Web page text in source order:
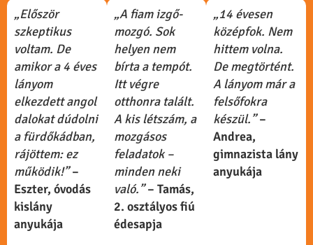
„Először
szkeptikus
voltam. De
amikor a 4 éves
lányom
elkezdett angol
dalokat dúdolni
a fürdőkádban,
rájöttem: ez
működik!”–
Eszter, óvodás
kislány
anyukája
„A fiam izgő-
mozgó. Sok
helyen nem
bírta a tempót.
Itt végre
otthonra talált.
A kis létszám, a
mozgásos
feladatok –
minden neki
való.”– Tamás,
2. osztályos fiú
édesapja
„14 évesen
középfok. Nem
hittem volna.
De megtörtént.
A lányom már a
felsőfokra
készül.”–
Andrea,
gimnazista lány
anyukája